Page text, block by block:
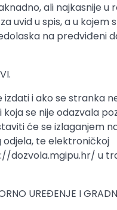
ali najkasnije u
uvid u spis, a u kojem
na predviđeni
VI.
i ako se stranka
se nije odazvala
će se izlaganjem
te elektroničkoj
dozvola.mgipu.hr/ u
UREĐENJE I